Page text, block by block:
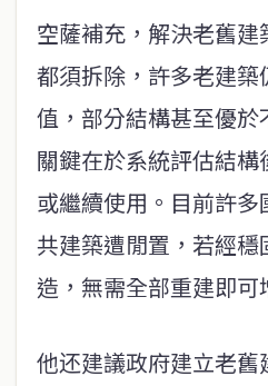
空薩補充，解決老舊
都須拆除，許多老建
值，部分結構甚至優於
關鍵在於系統評估結
或繼續使用。目前許
共建築遭閒置，若經
造，無需全部重建即可
他还建議政府建立老